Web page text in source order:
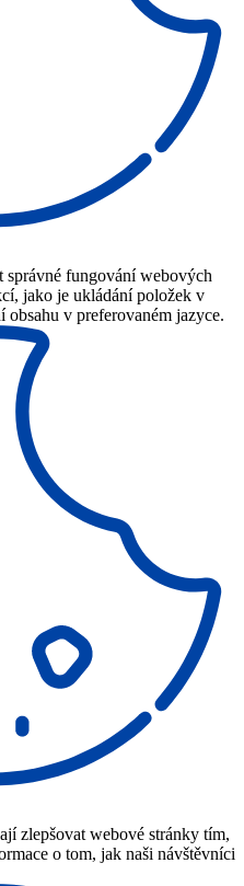
fungování webových
jako je ukládání položek v
obsahu v preferovaném jazyce.
zlepšovat webové stránky tím,
o tom, jak naši návštěvníci